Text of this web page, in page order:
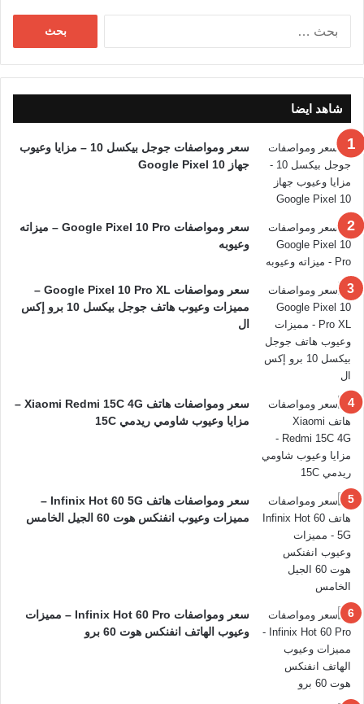
شاهد ايضا
سعر ومواصفات جوجل بيكسل 10 – مزايا وعيوب
جهاز Google Pixel 10
سعر ومواصفات Google Pixel 10 Pro – ميزاته
وعيوبه
سعر ومواصفات Google Pixel 10 Pro XL –
مميزات وعيوب هاتف جوجل بيكسل 10 برو إكس
ال
سعر ومواصفات هاتف Xiaomi Redmi 15C 4G –
مزايا وعيوب شاومي ريدمي 15C
سعر ومواصفات هاتف Infinix Hot 60 5G –
مميزات وعيوب انفنكس هوت 60 الجيل الخامس
سعر ومواصفات Infinix Hot 60 Pro – مميزات
وعيوب الهاتف انفنكس هوت 60 برو